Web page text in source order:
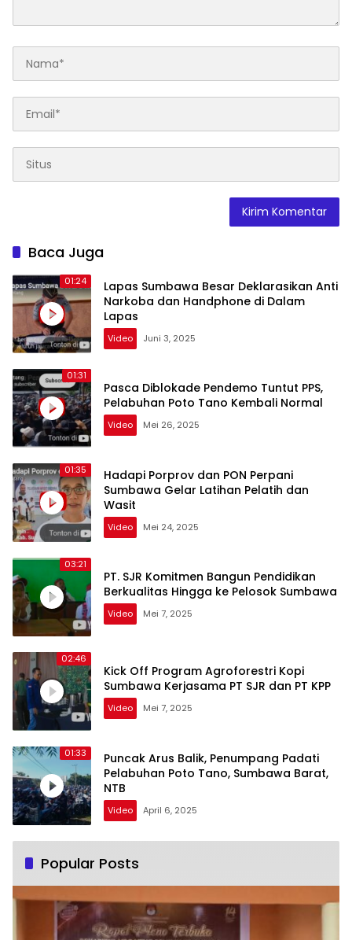
Baca Juga
01:24
Lapas Sumbawa Besar Deklarasikan Anti
Narkoba dan Handphone di Dalam
Lapas
Video Juni 3, 2025
01:31
Pasca Diblokade Pendemo Tuntut PPS,
Pelabuhan Poto Tano Kembali Normal
Video Mei 26, 2025
01:35
Hadapi Porprov dan PON Perpani
Sumbawa Gelar Latihan Pelatih dan
Wasit
Video Mei 24, 2025
03:21
PT. SJR Komitmen Bangun Pendidikan
Berkualitas Hingga ke Pelosok Sumbawa
Video Mei 7, 2025
02:46
Kick Off Program Agroforestri Kopi
Sumbawa Kerjasama PT SJR dan PT KPP
Video Mei 7, 2025
01:33
Puncak Arus Balik, Penumpang Padati
Pelabuhan Poto Tano, Sumbawa Barat,
NTB
Video April 6, 2025
Popular Posts